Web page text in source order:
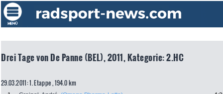
Drei Tage von De Panne (BEL), 2011, Kategorie: 2.HC
29.03.2011: 1. Etappe , 194.0 km